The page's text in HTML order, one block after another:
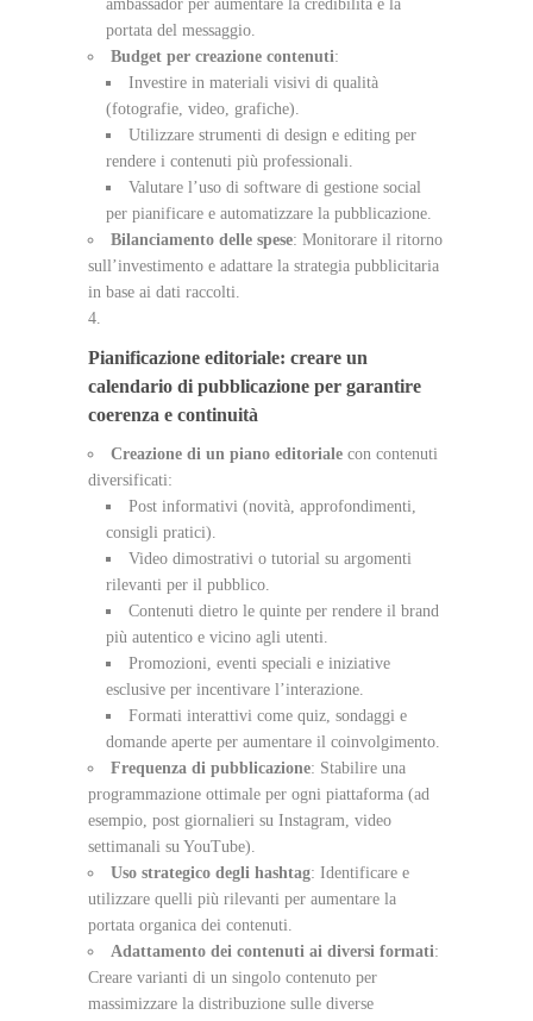
ambassador per aumentare la credibilità e la
portata del messaggio.
Budget per creazione contenuti:
Investire in materiali visivi di qualità
(fotografie, video, grafiche).
Utilizzare strumenti di design e editing per
rendere i contenuti più professionali.
Valutare l’uso di software di gestione social
per pianificare e automatizzare la pubblicazione.
Bilanciamento delle spese: Monitorare il ritorno
sull’investimento e adattare la strategia pubblicitaria
in base ai dati raccolti.
Pianificazione editoriale: creare un
calendario di pubblicazione per garantire
coerenza e continuità
Creazione di un piano editoriale con contenuti
diversificati:
Post informativi (novità, approfondimenti,
consigli pratici).
Video dimostrativi o tutorial su argomenti
rilevanti per il pubblico.
Contenuti dietro le quinte per rendere il brand
più autentico e vicino agli utenti.
Promozioni, eventi speciali e iniziative
esclusive per incentivare l’interazione.
Formati interattivi come quiz, sondaggi e
domande aperte per aumentare il coinvolgimento.
Frequenza di pubblicazione: Stabilire una
programmazione ottimale per ogni piattaforma (ad
esempio, post giornalieri su Instagram, video
settimanali su YouTube).
Uso strategico degli hashtag: Identificare e
utilizzare quelli più rilevanti per aumentare la
portata organica dei contenuti.
Adattamento dei contenuti ai diversi formati:
Creare varianti di un singolo contenuto per
massimizzare la distribuzione sulle diverse